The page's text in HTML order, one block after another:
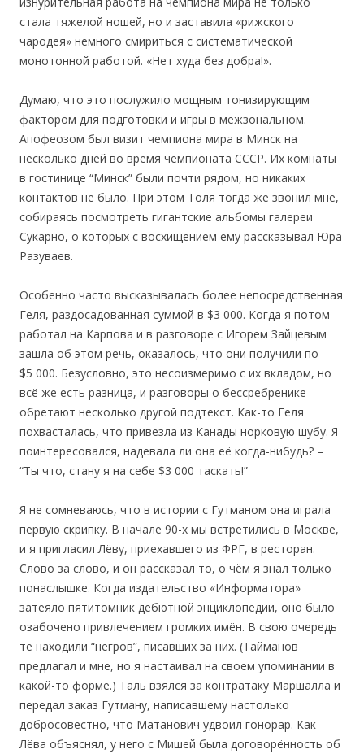
стала тяжелой ношей, но и заставила «рижского
чародея» немного смириться с систематической
монотонной работой. «Нет худа без добра!».
Думаю, что это послужило мощным тонизирующим
фактором для подготовки и игры в межзональном.
Апофеозом был визит чемпиона мира в Минск на
несколько дней во время чемпионата СССР. Их комнаты
в гостинице “Минск” были почти рядом, но никаких
контактов не было. При этом Толя тогда же звонил мне,
собираясь посмотреть гигантские альбомы галереи
Сукарно, о которых с восхищением ему рассказывал Юра
Разуваев.
Особенно часто высказывалась более непосредственная
Геля, раздосадованная суммой в $3 000. Когда я потом
работал на Карпова и в разговоре с Игорем Зайцевым
зашла об этом речь, оказалось, что они получили по
$5 000. Безусловно, это несоизмеримо с их вкладом, но
всё же есть разница, и разговоры о бессребренике
обретают несколько другой подтекст. Как-то Геля
похвасталась, что привезла из Канады норковую шубу. Я
поинтересовался, надевала ли она её когда-нибудь? –
“Ты что, стану я на себе $3 000 таскать!”
Я не сомневаюсь, что в истории с Гутманом она играла
первую скрипку. В начале 90-х мы встретились в Москве,
и я пригласил Лёву, приехавшего из ФРГ, в ресторан.
Слово за слово, и он рассказал то, о чём я знал только
понаслышке. Когда издательство «Информатора»
затеяло пятитомник дебютной энциклопедии, оно было
озабочено привлечением громких имён. В свою очередь
те находили “негров”, писавших за них. (Тайманов
предлагал и мне, но я настаивал на своем упоминании в
какой-то форме.) Таль взялся за контратаку Маршалла и
передал заказ Гутману, написавшему настолько
добросовестно, что Матанович удвоил гонорар. Как
Лёва объяснял, у него с Мишей была договорённость об